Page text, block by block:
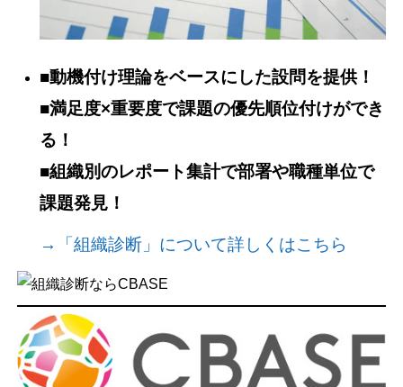
■動機付け理論をベースにした設問を提供！
■満足度×重要度で課題の優先順位付けができ
る！
■組織別のレポート集計で部署や職種単位で
課題発見！
→「組織診断」について詳しくはこちら